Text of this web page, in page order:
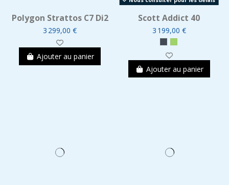
Polygon Strattos C7 Di2
3 299,00 €
Ajouter au panier
Scott Addict 40
3 199,00 €
Ajouter au panier